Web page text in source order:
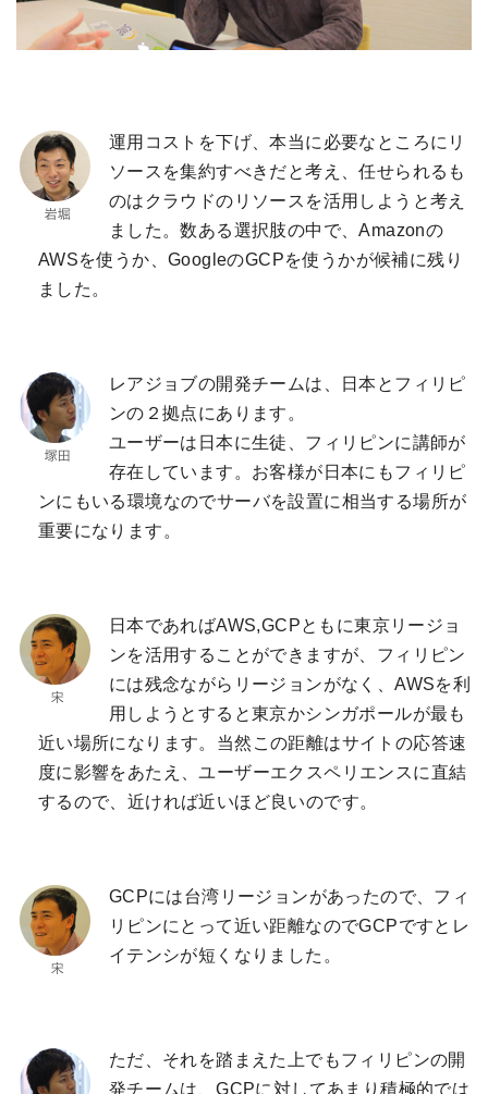
運用コストを下げ、本当に必要なところにリ
ソースを集約すべきだと考え、任せられるも
のはクラウドのリソースを活用しようと考え
ました。数ある選択肢の中で、Amazonの
AWSを使うか、GoogleのGCPを使うかが候補に残り
ました。
レアジョブの開発チームは、日本とフィリピ
ンの２拠点にあります。
ユーザーは日本に生徒、フィリピンに講師が
存在しています。お客様が日本にもフィリピ
ンにもいる環境なのでサーバを設置に相当する場所が
重要になります。
日本であればAWS,GCPともに東京リージョ
ンを活用することができますが、フィリピン
には残念ながらリージョンがなく、AWSを利
用しようとすると東京かシンガポールが最も
近い場所になります。当然この距離はサイトの応答速
度に影響をあたえ、ユーザーエクスペリエンスに直結
するので、近ければ近いほど良いのです。
GCPには台湾リージョンがあったので、フィ
リピンにとって近い距離なのでGCPですとレ
イテンシが短くなりました。
ただ、それを踏まえた上でもフィリピンの開
発チームは、GCPに対してあまり積極的では